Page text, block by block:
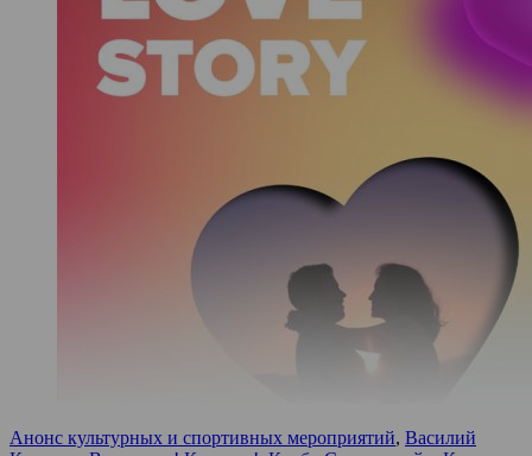
Анонс культурных и спортивных мероприятий, Василий